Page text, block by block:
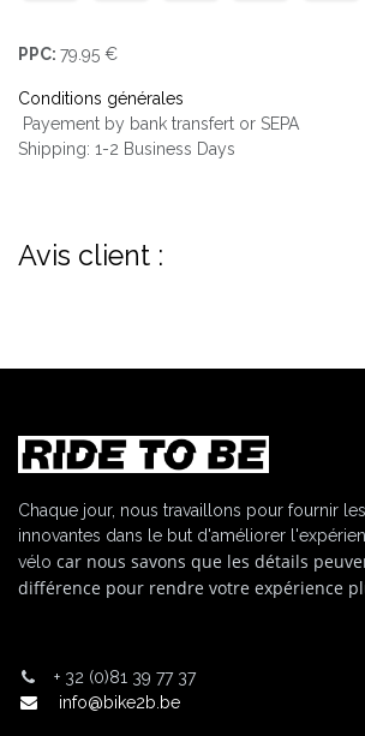
PPC: 79.95 €
Conditions générales
Payement by bank transfert or SEPA
Shipping: 1-2 Business Days
Avis client :
Chaque jour, nous travaillons pour fournir
innovantes dans le but d'améliorer
vélo car nous savons que les détails
différence pour rendre votre expérience
+ 32 (0)81 39 77 37
info@bike2b.be